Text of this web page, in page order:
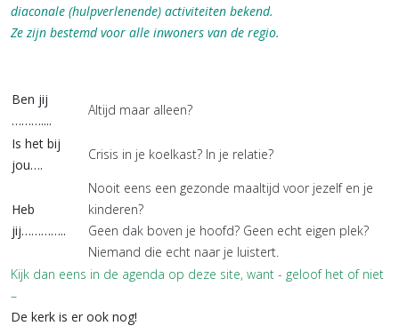
diaconale (hulpverlenende) activiteiten bekend.
Ze zijn bestemd voor alle inwoners van de regio.
Ben jij
………....
Altijd maar alleen?
Is het bij
jou….
Crisis in je koelkast? In je relatie?
Heb
jij…………..
Nooit eens een gezonde maaltijd voor jezelf en je
kinderen?
Geen dak boven je hoofd? Geen echt eigen plek?
Niemand die echt naar je luistert.
Kijk dan eens in de agenda op deze site, want - geloof het of niet
–
De kerk is er ook nog!